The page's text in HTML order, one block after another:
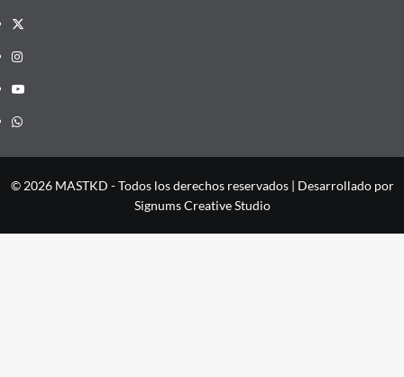
X
Instagram
YouTube
Whatsapp